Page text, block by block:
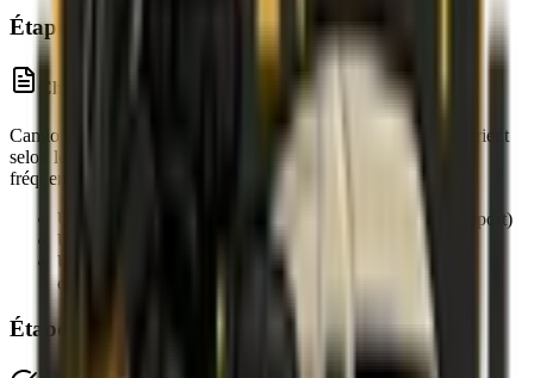
Étape 2 : Documents à présenter
Checklist des documents
Camionnette, fourgon ou camion, les documents demandés varient
selon les agences de location. Néanmoins, les documents
fréquemment inclus au contrat de location sont :
Une pièce d'identité
(carte nationale d'identité ou passeport)
Un permis de conduire valide
(permis B minimum)
Une carte de crédit
permettant de bloquer le prix de la
caution
Étape 3 : État des lieux du véhicule